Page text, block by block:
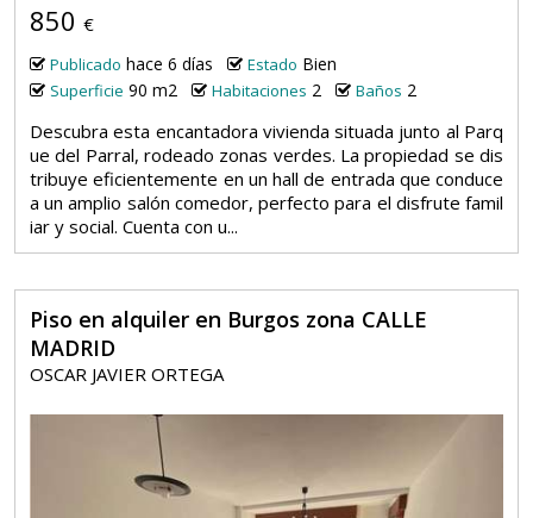
850 €
Publicado hace 6 días Estado Bien
Superficie 90 m2 Habitaciones 2 Baños 2
Descubra esta encantadora vivienda situada junto al Parq
ue del Parral, rodeado zonas verdes. La propiedad se dis
tribuye eficientemente en un hall de entrada que conduce
a un amplio salón comedor, perfecto para el disfrute famil
iar y social. Cuenta con u...
Piso en alquiler en Burgos zona CALLE
MADRID
OSCAR JAVIER ORTEGA